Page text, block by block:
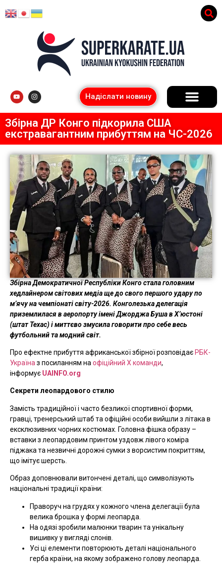
Надіслати новину
Збірна ДР Конго підкорила США
екстравагантним прибуттям на ЧС-2026
Збірна Демократичної Республіки Конго стала головним
хедлайнером світових медіа ще до свого першого удару по
м’ячу на чемпіонаті світу-2026. Конголезька делегація
приземлилася в аеропорту імені Джорджа Буша в Х’юстоні
(штат Техас) і миттєво змусила говорити про себе весь
футбольний та модний світ.
Про ефектне прибуття африканської збірної розповідає РБК-
Україна з посиланням на офіційний Х команди,
інформує UAINFO.org
Секрети леопардового стилю
Замість традиційної і часто безликої спортивної форми,
гравці, тренерський штаб та офіційні особи вийшли з літака в
ексклюзивних чорних костюмах. Головна фішка образу –
вставки з леопардовим принтом уздовж лівого коміра
піджака та незвичні дорожні сумки з ворсистим покриттям,
що імітує шерсть.
Образ доповнювали витончені деталі, що символізують
національні традиції країни:
Праворуч на грудях у кожного члена делегації була
велика брошка у формі леопарда.
На одязі зробили малюнки тварин та унікальну
вишивку у вигляді слонів.
Усі ці елементи повторюють деталі національного
герба країни, на якому зображено голову леопарда.